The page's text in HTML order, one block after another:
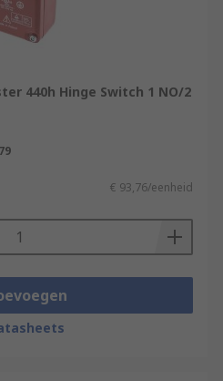
440h Hinge Switch 1 NO/2
€ 93,76/eenheid